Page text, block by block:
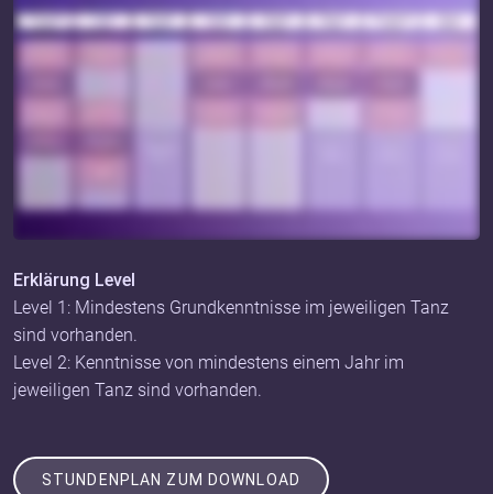
Erklärung Level
Level 1: Mindestens Grundkenntnisse im jeweiligen Tanz
sind vorhanden.
Level 2: Kenntnisse von mindestens einem Jahr im
jeweiligen Tanz sind vorhanden.
STUNDENPLAN ZUM DOWNLOAD